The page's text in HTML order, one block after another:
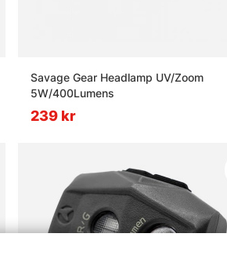
Savage Gear Headlamp UV/Zoom
5W/400Lumens
239 kr